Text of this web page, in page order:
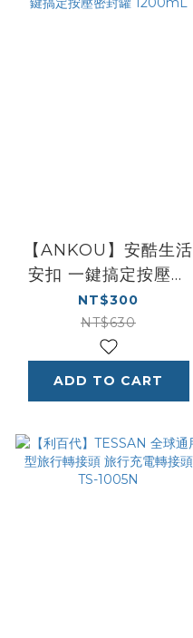
【ANKOU】安酷生活
安扣 一鍵搞定按壓密
封罐 1200mL
NT$300
NT$630
ADD TO CART